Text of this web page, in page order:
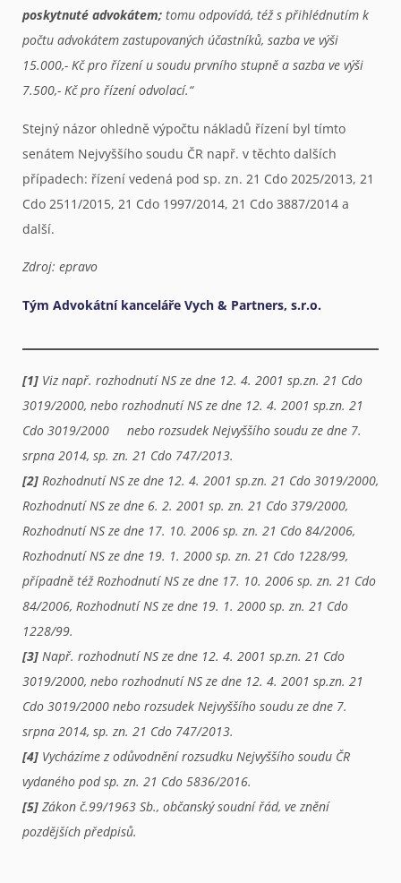
poskytnuté advokátem; tomu odpovídá, též s přihlédnutím k
počtu advokátem zastupovaných účastníků, sazba ve výši
15.000,- Kč pro řízení u soudu prvního stupně a sazba ve výši
7.500,- Kč pro řízení odvolací.“
Stejný názor ohledně výpočtu nákladů řízení byl tímto
senátem Nejvyššího soudu ČR např. v těchto dalších
případech: řízení vedená pod sp. zn. 21 Cdo 2025/2013, 21
Cdo 2511/2015, 21 Cdo 1997/2014, 21 Cdo 3887/2014 a
další.
Zdroj: epravo
Tým Advokátní kanceláře Vych & Partners, s.r.o.
[1] Viz např. rozhodnutí NS ze dne 12. 4. 2001 sp.zn. 21 Cdo
3019/2000, nebo rozhodnutí NS ze dne 12. 4. 2001 sp.zn. 21
Cdo 3019/2000 nebo rozsudek Nejvyššího soudu ze dne 7.
srpna 2014, sp. zn. 21 Cdo 747/2013.
[2] Rozhodnutí NS ze dne 12. 4. 2001 sp.zn. 21 Cdo 3019/2000,
Rozhodnutí NS ze dne 6. 2. 2001 sp. zn. 21 Cdo 379/2000,
Rozhodnutí NS ze dne 17. 10. 2006 sp. zn. 21 Cdo 84/2006,
Rozhodnutí NS ze dne 19. 1. 2000 sp. zn. 21 Cdo 1228/99,
případně též Rozhodnutí NS ze dne 17. 10. 2006 sp. zn. 21 Cdo
84/2006, Rozhodnutí NS ze dne 19. 1. 2000 sp. zn. 21 Cdo
1228/99.
[3] Např. rozhodnutí NS ze dne 12. 4. 2001 sp.zn. 21 Cdo
3019/2000, nebo rozhodnutí NS ze dne 12. 4. 2001 sp.zn. 21
Cdo 3019/2000 nebo rozsudek Nejvyššího soudu ze dne 7.
srpna 2014, sp. zn. 21 Cdo 747/2013.
[4] Vycházíme z odůvodnění rozsudku Nejvyššího soudu ČR
vydaného pod sp. zn. 21 Cdo 5836/2016.
[5] Zákon č.99/1963 Sb., občanský soudní řád, ve znění
pozdějších předpisů.